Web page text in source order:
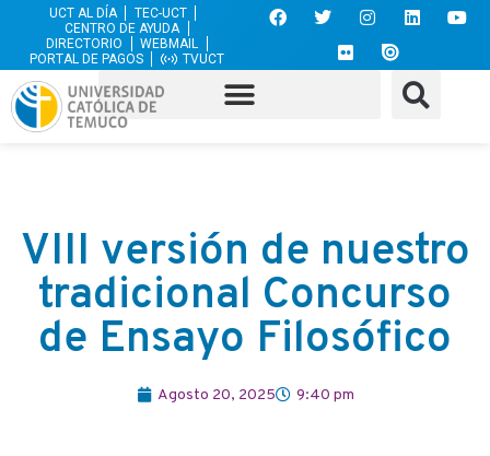
UCT AL DÍA
TEC-UCT
CENTRO DE AYUDA
DIRECTORIO
WEBMAIL
PORTAL DE PAGOS
TVUCT
VIII versión de nuestro
tradicional Concurso
de Ensayo Filosófico
Agosto 20, 2025 9:40 pm